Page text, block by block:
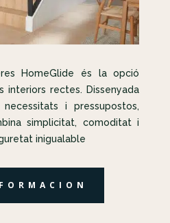
HomeGlide és la opció
interiors rectes. Dissenyada
i pressupostos,
simplicitat, comoditat i
inigualable